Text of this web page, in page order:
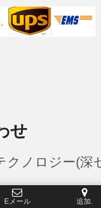
せ
クノロジー(深
Eメール 追加.